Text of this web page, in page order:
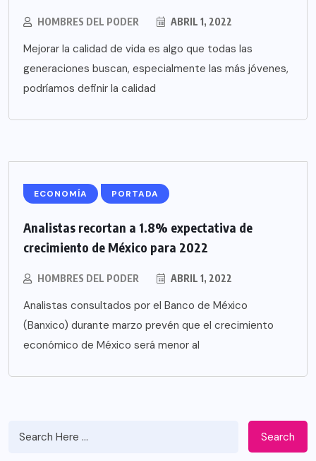
HOMBRES DEL PODER ABRIL 1, 2022
Mejorar la calidad de vida es algo que todas las
generaciones buscan, especialmente las más jóvenes,
podríamos definir la calidad
ECONOMÍA PORTADA
Analistas recortan a 1.8% expectativa de
crecimiento de México para 2022
HOMBRES DEL PODER ABRIL 1, 2022
Analistas consultados por el Banco de México
(Banxico) durante marzo prevén que el crecimiento
económico de México será menor al
Search